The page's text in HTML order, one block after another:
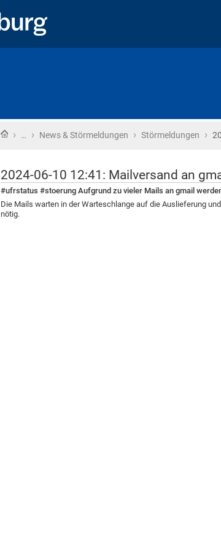
Startseite
› … › News & Störmeldungen › Störmeldungen ›
2024-06-10 12:41: Mailversand an
#ufrstatus #stoerung Aufgrund zu vieler Mails an gmail
Die Mails warten in der Warteschlange auf die Auslieferung
nötig.